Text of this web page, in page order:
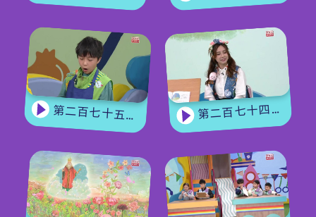
第二百七十五集 - 【手作Easy Job】 盆栽磨菇 【Yummy Time】仲夏蝴蝶粉 第二百七十四集 - 《花神的獎勵》下集